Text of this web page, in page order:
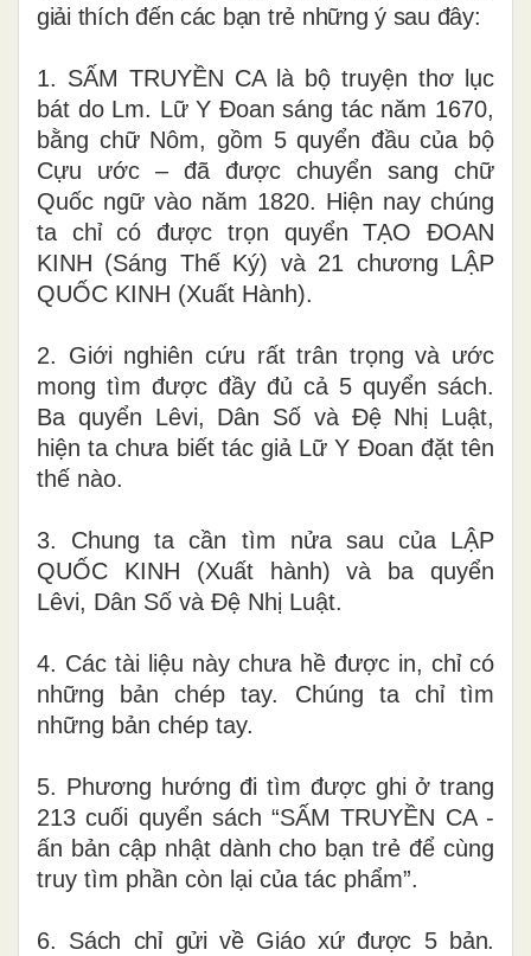
giải thích đến các bạn trẻ những ý sau đây:
1. SẤM TRUYỀN CA là bộ truyện thơ lục
bát do Lm. Lữ Y Đoan sáng tác năm 1670,
bằng chữ Nôm, gồm 5 quyển đầu của bộ
Cựu ước – đã được chuyển sang chữ
Quốc ngữ vào năm 1820. Hiện nay chúng
ta chỉ có được trọn quyển TẠO ĐOAN
KINH (Sáng Thế Ký) và 21 chương LẬP
QUỐC KINH (Xuất Hành).
2. Giới nghiên cứu rất trân trọng và ước
mong tìm được đầy đủ cả 5 quyển sách.
Ba quyển Lêvi, Dân Số và Đệ Nhị Luật,
hiện ta chưa biết tác giả Lữ Y Đoan đặt tên
thế nào.
3. Chung ta cần tìm nửa sau của LẬP
QUỐC KINH (Xuất hành) và ba quyển
Lêvi, Dân Số và Đệ Nhị Luật.
4. Các tài liệu này chưa hề được in, chỉ có
những bản chép tay. Chúng ta chỉ tìm
những bản chép tay.
5. Phương hướng đi tìm được ghi ở trang
213 cuối quyển sách “SẤM TRUYỀN CA -
ấn bản cập nhật dành cho bạn trẻ để cùng
truy tìm phần còn lại của tác phẩm”.
6. Sách chỉ gửi về Giáo xứ được 5 bản.